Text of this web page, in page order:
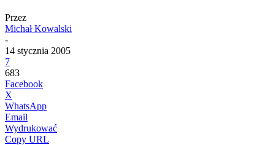
Przez
Michał Kowalski
-
14 stycznia 2005
7
683
Facebook
X
WhatsApp
Email
Wydrukować
Copy URL